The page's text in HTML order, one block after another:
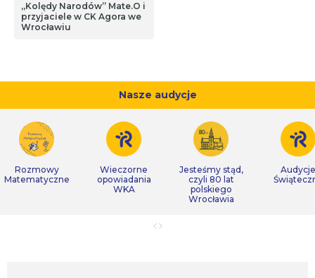
„Kolędy Narodów” Mate.O i
przyjaciele w CK Agora we
Wrocławiu
Nasze audycje
Rozmowy
Matematyczne
Wieczorne
opowiadania
WKA
Jesteśmy stąd,
czyli 80 lat
polskiego
Wrocławia
Audycje